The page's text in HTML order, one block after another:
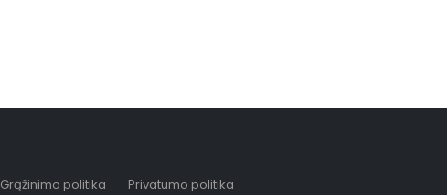
Grąžinimo politika Privatumo politika